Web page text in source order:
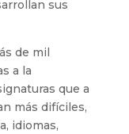
sus
de mil
a la
que a
más difíciles,
idiomas,